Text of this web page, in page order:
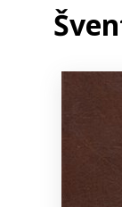
Leidiniai